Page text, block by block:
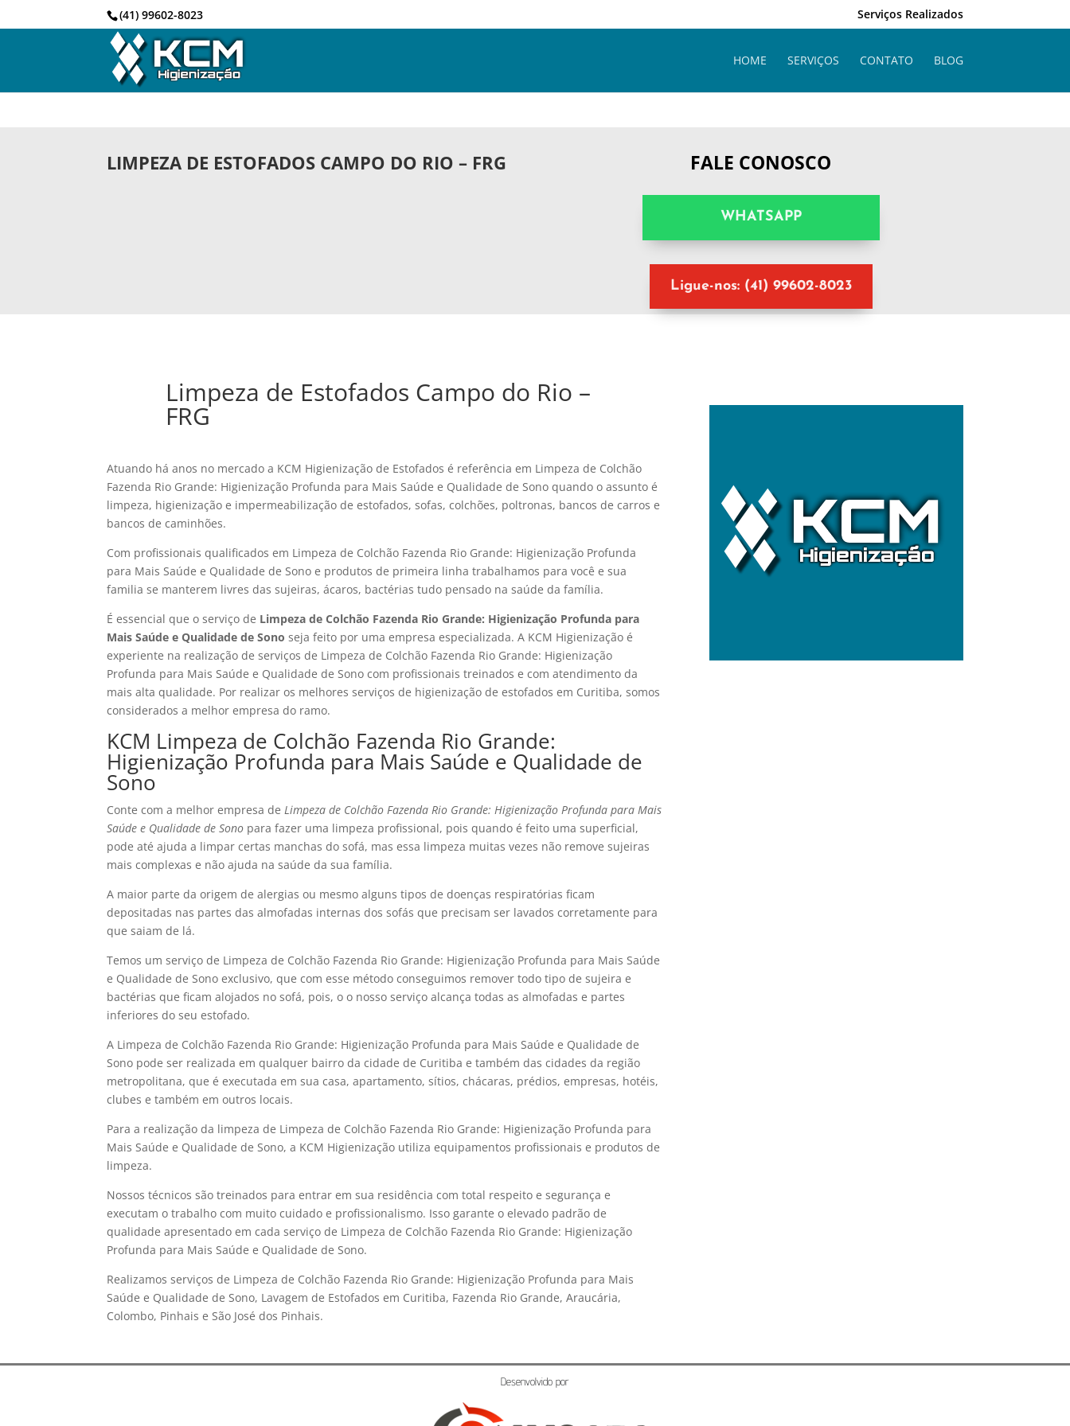
(41) 99602-8023 Serviços Realizados
HOME SERVIÇOS CONTATO BLOG
LIMPEZA DE ESTOFADOS CAMPO DO RIO – FRG FALE CONOSCO
WHATSAPP
Ligue-nos: (41) 99602-8023
Limpeza de Estofados Campo do Rio –
FRG
Atuando há anos no mercado a KCM Higienização de Estofados é referência em Limpeza de Colchão
Fazenda Rio Grande: Higienização Profunda para Mais Saúde e Qualidade de Sono quando o assunto é
limpeza, higienização e impermeabilização de estofados, sofas, colchões, poltronas, bancos de carros e
bancos de caminhões.
Com profissionais qualificados em Limpeza de Colchão Fazenda Rio Grande: Higienização Profunda
para Mais Saúde e Qualidade de Sono e produtos de primeira linha trabalhamos para você e sua
familia se manterem livres das sujeiras, ácaros, bactérias tudo pensado na saúde da família.
É essencial que o serviço de Limpeza de Colchão Fazenda Rio Grande: Higienização Profunda para
Mais Saúde e Qualidade de Sono seja feito por uma empresa especializada. A KCM Higienização é
experiente na realização de serviços de Limpeza de Colchão Fazenda Rio Grande: Higienização
Profunda para Mais Saúde e Qualidade de Sono com profissionais treinados e com atendimento da
mais alta qualidade. Por realizar os melhores serviços de higienização de estofados em Curitiba, somos
considerados a melhor empresa do ramo.
KCM Limpeza de Colchão Fazenda Rio Grande:
Higienização Profunda para Mais Saúde e Qualidade de
Sono
Conte com a melhor empresa deLimpeza de Colchão Fazenda Rio Grande: Higienização Profunda para Mais
Saúde e Qualidade de Sono para fazer uma limpeza profissional, pois quando é feito uma superficial,
pode até ajuda a limpar certas manchas do sofá, mas essa limpeza muitas vezes não remove sujeiras
mais complexas e não ajuda na saúde da sua família.
A maior parte da origem de alergias ou mesmo alguns tipos de doenças respiratórias ficam
depositadas nas partes das almofadas internas dos sofás que precisam ser lavados corretamente para
que saiam de lá.
Temos um serviço de Limpeza de Colchão Fazenda Rio Grande: Higienização Profunda para Mais Saúde
e Qualidade de Sono exclusivo, que com esse método conseguimos remover todo tipo de sujeira e
bactérias que ficam alojados no sofá, pois, o o nosso serviço alcança todas as almofadas e partes
inferiores do seu estofado.
A Limpeza de Colchão Fazenda Rio Grande: Higienização Profunda para Mais Saúde e Qualidade de
Sono pode ser realizada em qualquer bairro da cidade de Curitiba e também das cidades da região
metropolitana, que é executada em sua casa, apartamento, sítios, chácaras, prédios, empresas, hotéis,
clubes e também em outros locais.
Para a realização da limpeza de Limpeza de Colchão Fazenda Rio Grande: Higienização Profunda para
Mais Saúde e Qualidade de Sono, a KCM Higienização utiliza equipamentos profissionais e produtos de
limpeza.
Nossos técnicos são treinados para entrar em sua residência com total respeito e segurança e
executam o trabalho com muito cuidado e profissionalismo. Isso garante o elevado padrão de
qualidade apresentado em cada serviço de Limpeza de Colchão Fazenda Rio Grande: Higienização
Profunda para Mais Saúde e Qualidade de Sono.
Realizamos serviços de Limpeza de Colchão Fazenda Rio Grande: Higienização Profunda para Mais
Saúde e Qualidade de Sono, Lavagem de Estofados em Curitiba, Fazenda Rio Grande, Araucária,
Colombo, Pinhais e São José dos Pinhais.
Desenvolvido por